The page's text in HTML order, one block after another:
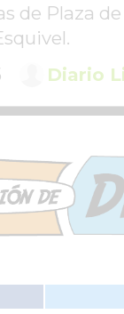
de Plaza
Diario